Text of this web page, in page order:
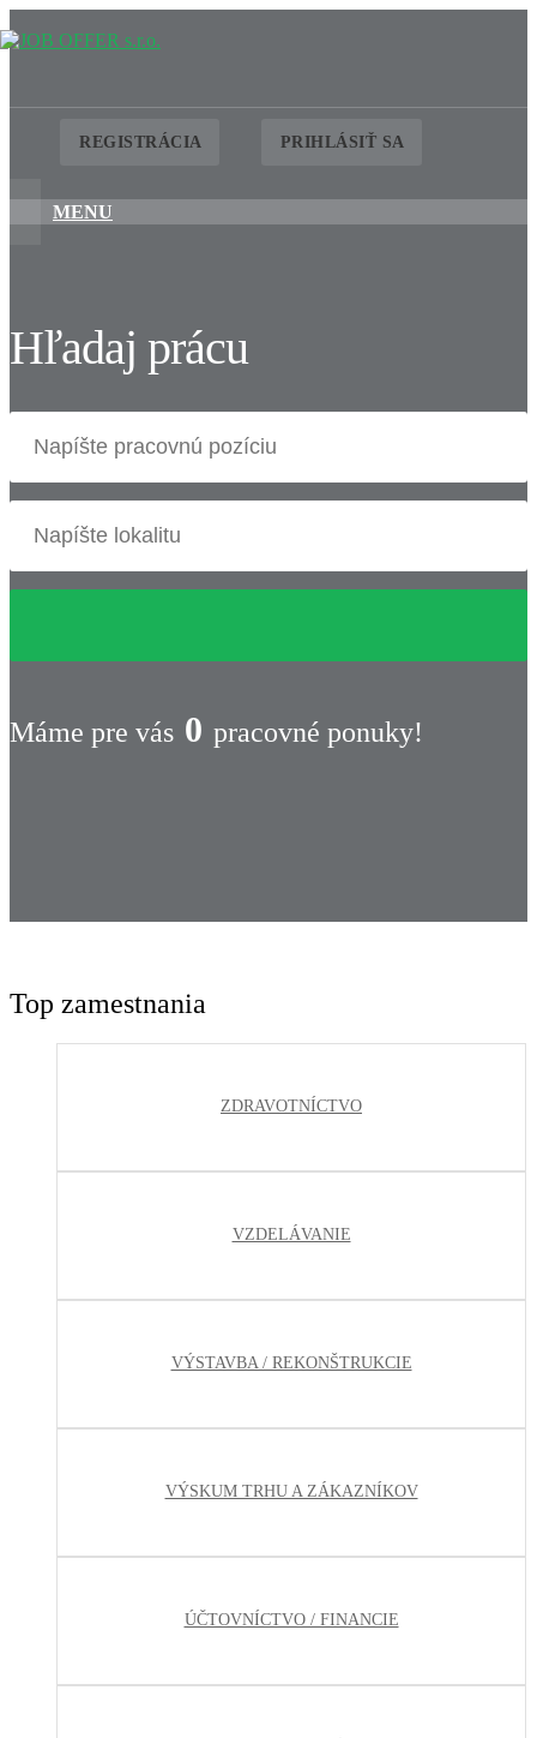
REGISTRÁCIA PRIHLÁSIŤ SA
MENU
Hľadaj prácu
Máme pre vás 0 pracovné ponuky!
Top zamestnania
ZDRAVOTNÍCTVO
VZDELÁVANIE
VÝSTAVBA / REKONŠTRUKCIE
VÝSKUM TRHU A ZÁKAZNÍKOV
ÚČTOVNÍCTVO / FINANCIE